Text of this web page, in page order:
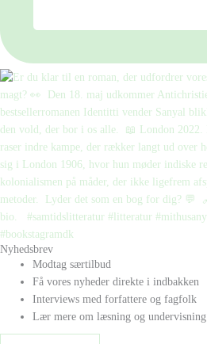
Nyhedsbrev
Modtag særtilbud
Få vores nyheder direkte i indbakken
Interviews med forfattere og fagfolk
Lær mere om læsning og undervisning